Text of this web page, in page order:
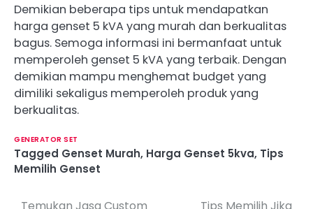
Demikian beberapa tips untuk mendapatkan
harga genset 5 kVA yang murah dan berkualitas
bagus. Semoga informasi ini bermanfaat untuk
memperoleh genset 5 kVA yang terbaik. Dengan
demikian mampu menghemat budget yang
dimiliki sekaligus memperoleh produk yang
berkualitas.
GENERATOR SET
Tagged Genset Murah, Harga Genset 5kva, Tips
Memilih Genset